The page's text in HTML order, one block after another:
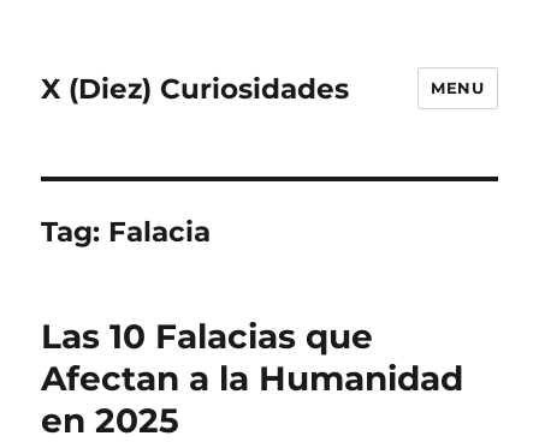
X (Diez) Curiosidades MENU
Tag: Falacia
Las 10 Falacias que
Afectan a la Humanidad
en 2025